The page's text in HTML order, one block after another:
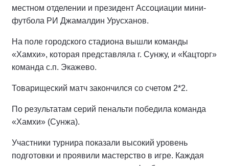
местном отделении и президент Ассоциации мини-
футбола РИ Джамалдин Урусханов.
На поле городского стадиона вышли команды
«Хамхи», которая представляла г. Сунжу, и «Кацторг»
команда с.п. Экажево.
Товарищеский матч закончился со счетом 2*2.
По результатам серий пенальти победила команда
«Хамхи» (Сунжа).
Участники турнира показали высокий уровень
подготовки и проявили мастерство в игре. Каждая